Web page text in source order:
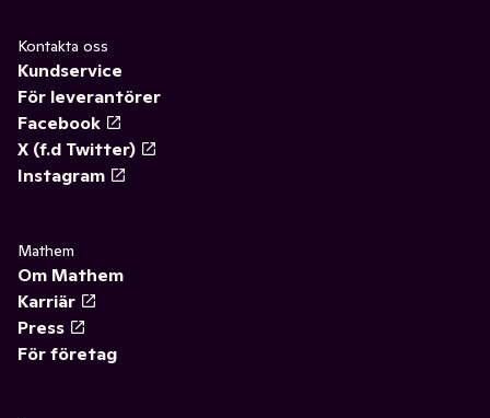
Kontakta oss
Kundservice
För leverantörer
Facebook
X (f.d Twitter)
Instagram
Mathem
Om Mathem
Karriär
Press
För företag